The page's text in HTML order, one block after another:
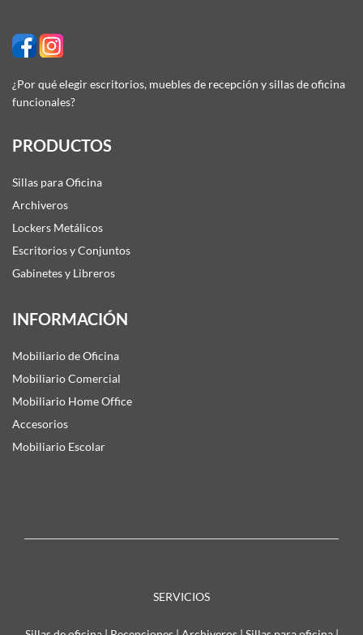
¿Por qué elegir escritorios, muebles de recepción y sillas de oficina
funcionales?
PRODUCTOS
Sillas para Oficina
Archiveros
Lockers Metálicos
Escritorios y Conjuntos
Gabinetes y Libreros
INFORMACIÓN
Mobiliario de Oficina
Mobiliario Comercial
Mobiliario Home Office
Accesorios
Mobiliario Escolar
SERVICIOS